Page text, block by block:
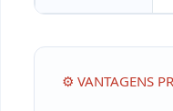
⚙️ VANTAGENS